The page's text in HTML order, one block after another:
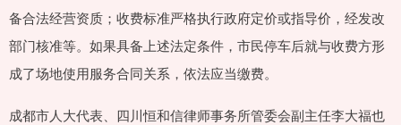
备合法经营资质；收费标准严格执行政府定价或指导价，经发改
部门核准等。如果具备上述法定条件，市民停车后就与收费方形
成了场地使用服务合同关系，依法应当缴费。
成都市人大代表、四川恒和信律师事务所管委会副主任李大福也